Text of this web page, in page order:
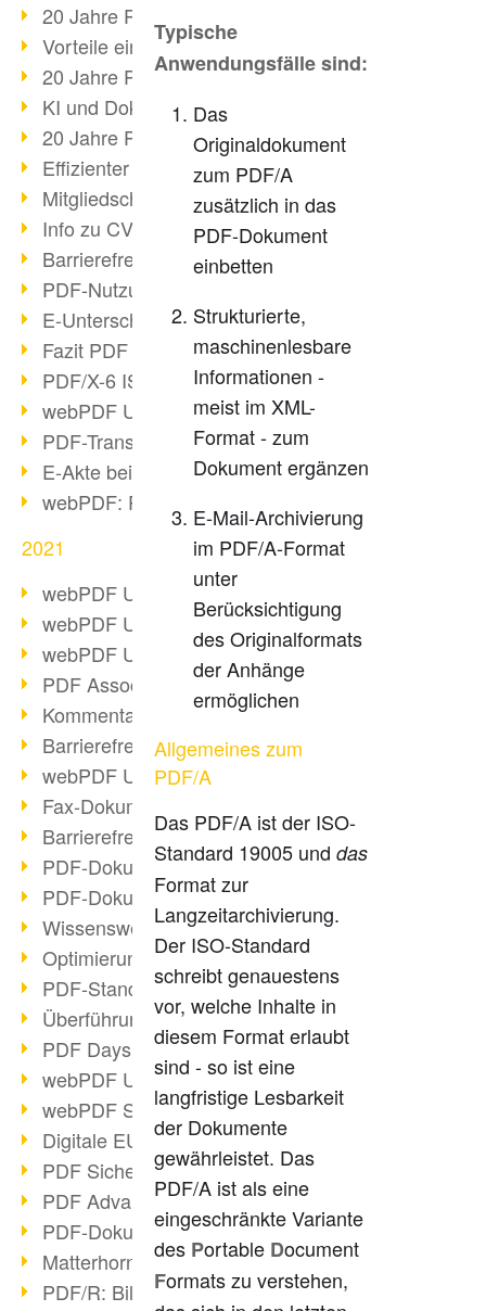
20 Jahre PDF/X (Teil 3)
Vorteile einer PDF-Businesslösung
20 Jahre PDF/X (Teil 2)
KI und Dokumenten-Management
20 Jahre PDF/X (Teil 1)
Effizienter Dokumenten Workflow
Mitgliedschaft PDF Association
Info zu CVE-2022-22965
Barrierefreiheit mehr als Inklusion
PDF-Nutzung durch Pandemie
E-Unterschriften für Verwaltung
Fazit PDF Days 2021
PDF/X-6 ISO-Norm
webPDF Update 8.0.0.2393
PDF-Transparenz beim PDF-Format
E-Akte bei Behörden
webPDF: PDF-Anhänge verwalten
2021
webPDF Update 8.0.0.2376
webPDF Update 8.0.0.2374
webPDF Update 8.0.0.2372
PDF Association 2021 Entwicklungen
Kommentare im PDF einfügen
Barrierefreie PDF-Dokumente (3/3)
webPDF Update 8.0.0.2338
Fax-Dokumente in Workflow
Barrierefreie PDF-Dokumente (2/3)
PDF-Dokumente mit OCR optimieren
PDF-Dokumente barrierefrei?
Wissenswertes über E-Signatur
Optimierung des PDF-Formats
PDF-Standards im Überblick
Überführung PDF/A in Archivsystem
PDF Days Europe 2021
webPDF Update 8.0.0.2282
webPDF Statistik-Auswertungen
Digitale EU COVID-Zertifikate
PDF Sicherheitseinstellungen
PDF Advanced Electronic Signature
PDF-Dokumente neu organisieren
Matterhorn Protokoll 1.1 verfügbar
PDF/R: Bildformat der Zukunft
Typische
Anwendungsfälle sind:
Das
Originaldokument
zum PDF/A
zusätzlich in das
PDF-Dokument
einbetten
Strukturierte,
maschinenlesbare
Informationen -
meist im XML-
Format - zum
Dokument ergänzen
E-Mail-Archivierung
im PDF/A-Format
unter
Berücksichtigung
des Originalformats
der Anhänge
ermöglichen
Allgemeines zum
PDF/A
Das PDF/A ist der ISO-
Standard 19005 und das
Format zur
Langzeitarchivierung.
Der ISO-Standard
schreibt genauestens
vor, welche Inhalte in
diesem Format erlaubt
sind - so ist eine
langfristige Lesbarkeit
der Dokumente
gewährleistet. Das
PDF/A ist als eine
eingeschränkte Variante
des Portable Document
Formats zu verstehen,